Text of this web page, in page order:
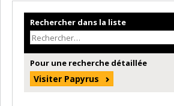
Rechercher dans la liste
Pour une recherche détaillée
Visiter Papyrus